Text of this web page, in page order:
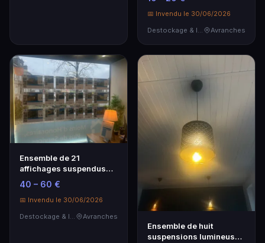
📅 Invendu le 30/06/2026
Destockage & Invendus
Avranches
Ensemble de 21
affichages suspendus
pour vitrine
commerciale…
40 – 60 €
📅 Invendu le 30/06/2026
Avranches
Ensemble de huit
suspensions lumineuses